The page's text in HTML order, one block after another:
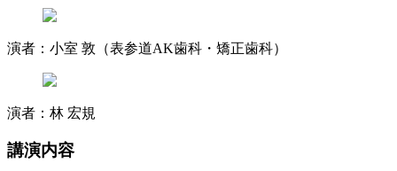
演者：小室 敦（表参道AK歯科・矯正歯科）
演者：林 宏規
講演内容